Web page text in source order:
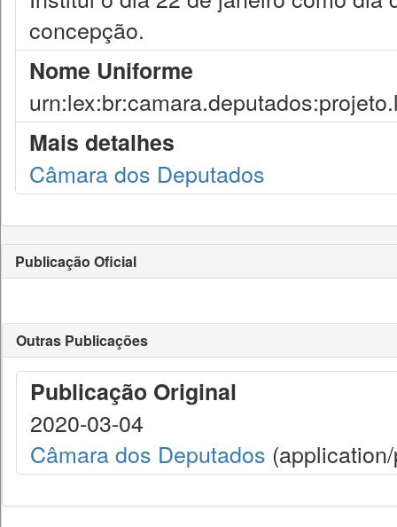
concepção.
Nome Uniforme
Mais detalhes
Câmara dos Deputados
Publicação Oficial
Outras Publicações
Publicação Original
2020-03-04
Câmara dos Deputados